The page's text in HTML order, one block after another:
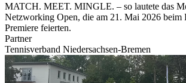
MATCH. MEET. MINGLE. – so lautete das
Netzworking Open, die am 21. Mai 2026
Premiere feierten.
Partner
Tennisverband Niedersachsen-Bremen